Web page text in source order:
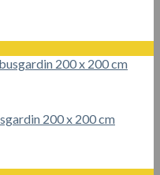
200 x 200 cm